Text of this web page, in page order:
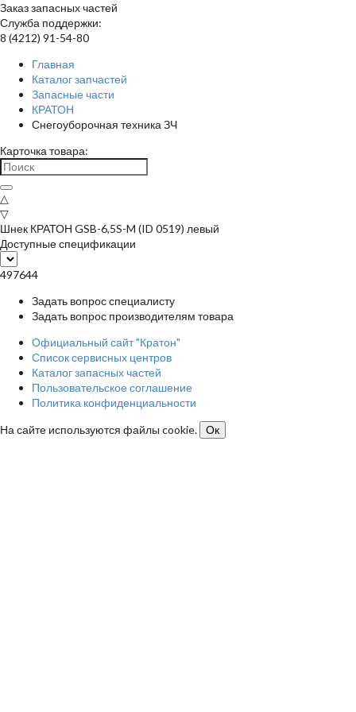
Заказ запасных частей
Служба поддержки:
8 (4212) 91-54-80
Главная
Каталог запчастей
Запасные части
КРАТОН
Снегоуборочная техника ЗЧ
Карточка товара:
△
▽
Шнек КРАТОН GSB-6,5S-M (ID 0519) левый
Доступные спецификации
497644
Задать вопрос специалисту
Задать вопрос производителям товара
Официальный сайт "Кратон"
Список сервисных центров
Каталог запасных частей
Пользовательское соглашение
Политика конфиденциальности
На сайте используются файлы cookie.
Ок